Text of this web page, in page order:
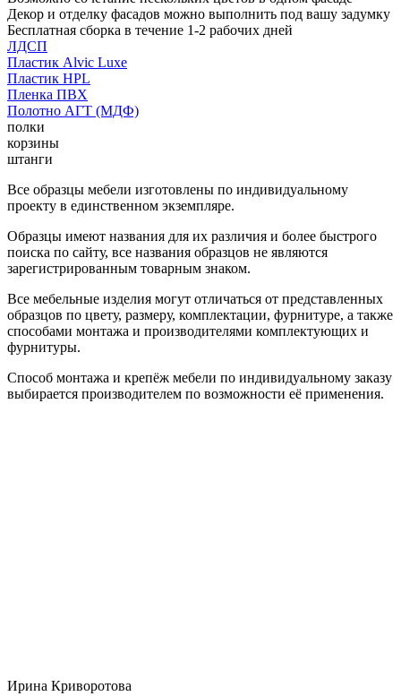
Декор и отделку фасадов можно выполнить под вашу задумку
Бесплатная сборка в течение 1-2 рабочих дней
ЛДСП
Пластик Alvic Luxe
Пластик HPL
Пленка ПВХ
Полотно АГТ (МДФ)
полки
корзины
штанги
Все образцы мебели изготовлены по индивидуальному
проекту в единственном экземпляре.
Образцы имеют названия для их различия и более быстрого
поиска по сайту, все названия образцов не являются
зарегистрированным товарным знаком.
Все мебельные изделия могут отличаться от представленных
образцов по цвету, размеру, комплектации, фурнитуре, а также
способами монтажа и производителями комплектующих и
фурнитуры.
Способ монтажа и крепёж мебели по индивидуальному заказу
выбирается производителем по возможности её применения.
Ирина Криворотова